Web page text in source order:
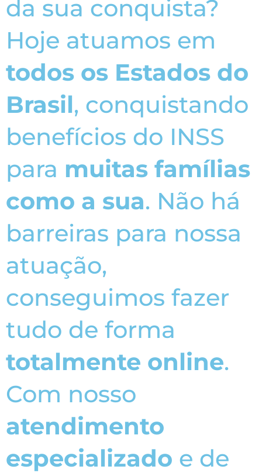
da sua conquista?
Hoje atuamos em
todos os Estados do
Brasil, conquistando
benefícios do INSS
para muitas famílias
como a sua. Não há
barreiras para nossa
atuação,
conseguimos fazer
tudo de forma
totalmente online.
Com nosso
atendimento
especializado e de